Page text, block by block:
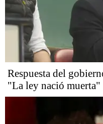
Respuesta del
"La ley nació muerta"